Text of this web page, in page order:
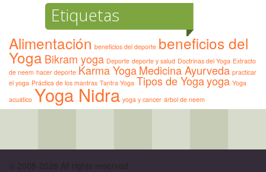
Etiquetas
Alimentación beneficios del deporte beneficios del
Yoga Bikram yoga Deporte deporte y salud Doctrinas del Yoga Extracto
de neem hacer deporte Karma YogaMedicina Ayurveda practicar
el yoga Práctica de los mantras Tantra Yoga Tipos de Yogayoga Yoga
acuático Yoga Nidra yoga y cancer árbol de neem
© 2008-2026 All rights reserved.